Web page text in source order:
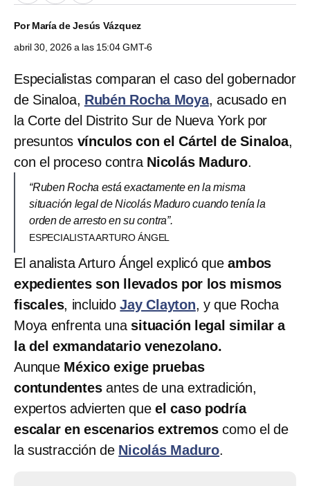
PorMaría de Jesús Vázquez
abril 30, 2026 a las 15:04 GMT-6
Especialistas comparan el caso del gobernador
de Sinaloa, Rubén Rocha Moya, acusado en
la Corte del Distrito Sur de Nueva York por
presuntos vínculos con el Cártel de Sinaloa,
con el proceso contra Nicolás Maduro.
“Ruben Rocha está exactamente en la misma
situación legal de Nicolás Maduro cuando tenía la
orden de arresto en su contra”.
ESPECIALISTA ARTURO ÁNGEL
El analista Arturo Ángel explicó queambos
expedientes son llevados por los mismos
fiscales, incluidoJay Clayton, y que Rocha
Moya enfrenta una situación legal similar a
la del exmandatario venezolano.
Aunque México exige pruebas
contundentesantes de una extradición,
expertos advierten queel caso podría
escalar en escenarios extremoscomo el de
la sustracción de Nicolás Maduro.